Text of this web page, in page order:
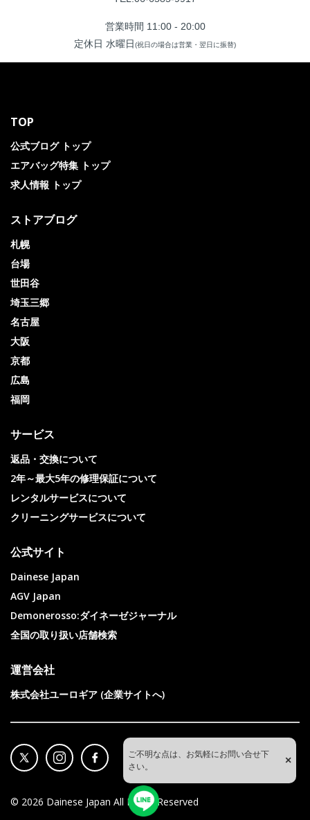
ご不明な点は、お気軽にお問い合せ下
さい。
×
営業時間 11:00 - 20:00
定休日 水曜日(祝日の場合は営業・翌日に振替)
TOP
公式ブログ トップ
エアバッグ特集 トップ
求人情報 トップ
ストアブログ
札幌
台場
世田谷
埼玉三郷
名古屋
大阪
京都
広島
福岡
サービス
返品・交換について
2年～最大5年の修理保証について
レンタルサービスについて
クリーニングサービスについて
公式サイト
Dainese Japan
AGV Japan
Demonerosso:ダイネーゼジャーナル
全国の取り扱い店舗検索
運営会社
株式会社ユーロギア (企業サイトへ)
© 2026 Dainese Japan All Rights Reserved